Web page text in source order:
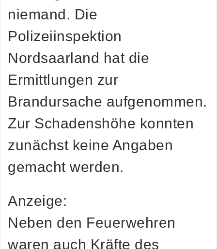
niemand. Die
Polizeiinspektion
Nordsaarland hat die
Ermittlungen zur
Brandursache aufgenommen.
Zur Schadenshöhe konnten
zunächst keine Angaben
gemacht werden.
Anzeige:
Neben den Feuerwehren
waren auch Kräfte des